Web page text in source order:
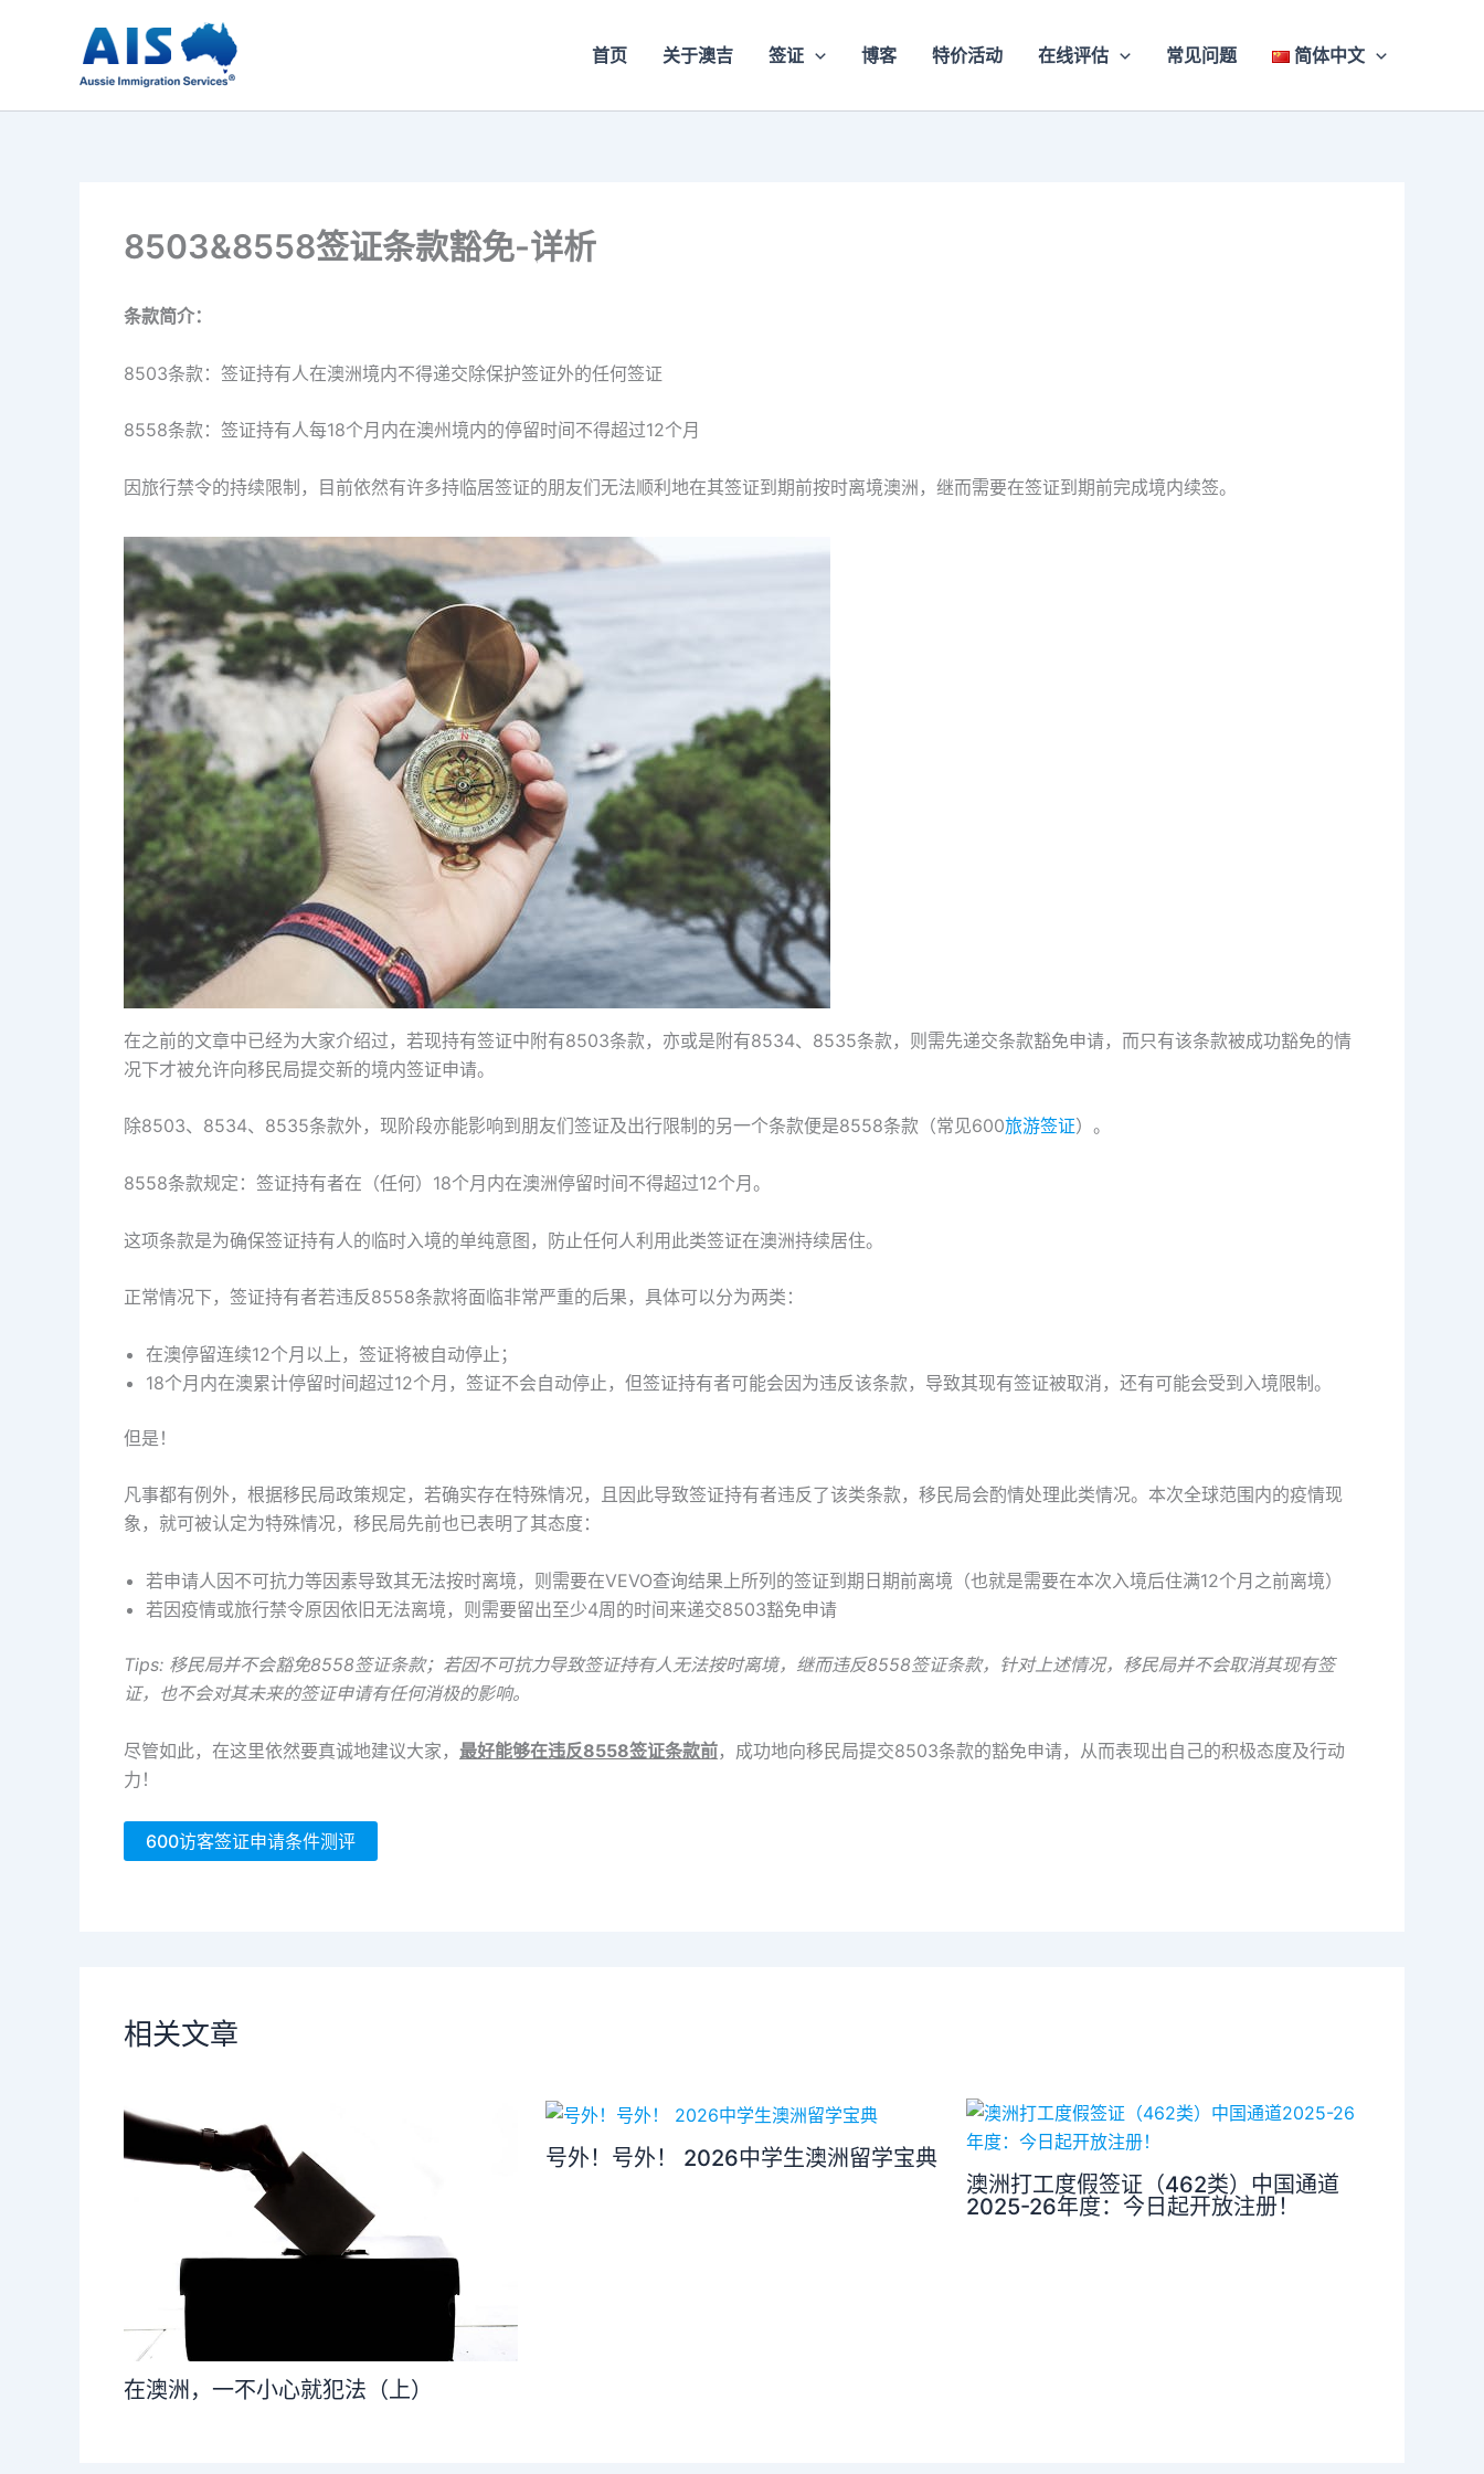
首页 关于澳吉 签证 博客 特价活动 在线评估 常见问题 简体中文
8503&8558签证条款豁免-详析
条款简介：
8503条款：签证持有人在澳洲境内不得递交除保护签证外的任何签证
8558条款：签证持有人每18个月内在澳州境内的停留时间不得超过12个月
因旅行禁令的持续限制，目前依然有许多持临居签证的朋友们无法顺利地在其签证到期前按时离境澳洲，继而需要在签证到期前完成境内续签。
在之前的文章中已经为大家介绍过，若现持有签证中附有8503条款，亦或是附有8534、8535条款，则需先递交条款豁免申请，而只有该条款被成功豁免的情
况下才被允许向移民局提交新的境内签证申请。
除8503、8534、8535条款外，现阶段亦能影响到朋友们签证及出行限制的另一个条款便是8558条款（常见600旅游签证）。
8558条款规定：签证持有者在（任何）18个月内在澳洲停留时间不得超过12个月。
这项条款是为确保签证持有人的临时入境的单纯意图，防止任何人利用此类签证在澳洲持续居住。
正常情况下，签证持有者若违反8558条款将面临非常严重的后果，具体可以分为两类：
在澳停留连续12个月以上，签证将被自动停止；
18个月内在澳累计停留时间超过12个月，签证不会自动停止，但签证持有者可能会因为违反该条款，导致其现有签证被取消，还有可能会受到入境限制。
但是！
凡事都有例外，根据移民局政策规定，若确实存在特殊情况，且因此导致签证持有者违反了该类条款，移民局会酌情处理此类情况。本次全球范围内的疫情现
象，就可被认定为特殊情况，移民局先前也已表明了其态度：
若申请人因不可抗力等因素导致其无法按时离境，则需要在VEVO查询结果上所列的签证到期日期前离境（也就是需要在本次入境后住满12个月之前离境）
若因疫情或旅行禁令原因依旧无法离境，则需要留出至少4周的时间来递交8503豁免申请
Tips: 移民局并不会豁免8558签证条款；若因不可抗力导致签证持有人无法按时离境，继而违反8558签证条款，针对上述情况，移民局并不会取消其现有签
证，也不会对其未来的签证申请有任何消极的影响。
尽管如此，在这里依然要真诚地建议大家， 最好能够在违反8558签证条款前，成功地向移民局提交8503条款的豁免申请，从而表现出自己的积极态度及行动
力！
600访客签证申请条件测评
相关文章
在澳洲，一不小心就犯法（上）
号外！号外！ 2026中学生澳洲留学宝典
澳洲打工度假签证（462类）中国通道
2025-26年度：今日起开放注册！